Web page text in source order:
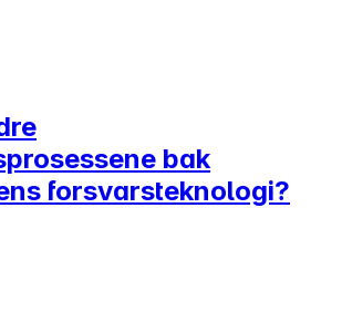
bak
forsvarsteknologi?